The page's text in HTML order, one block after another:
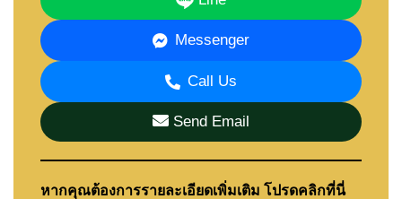
Messenger
Call Us
Send Email
หากคุณต้องการรายละเอียดเพิ่มเติม โปรดคลิกที่นี่